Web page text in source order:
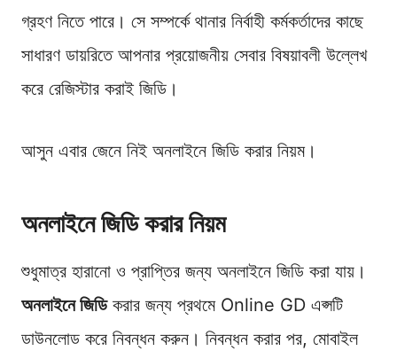
গ্রহণ নিতে পারে। সে সম্পর্কে থানার নির্বাহী কর্মকর্তাদের কাছে
সাধারণ ডায়রিতে আপনার প্রয়োজনীয় সেবার বিষয়াবলী উল্লেখ
করে রেজিস্টার করাই জিডি।
আসুন এবার জেনে নিই অনলাইনে জিডি করার নিয়ম।
অনলাইনে জিডি করার নিয়ম
শুধুমাত্র হারানো ও প্রাপ্তির জন্য অনলাইনে জিডি করা যায়।
অনলাইনে জিডিকরার জন্য প্রথমে Online GD এপ্সটি
ডাউনলোড করে নিবন্ধন করুন। নিবন্ধন করার পর, মোবাইল